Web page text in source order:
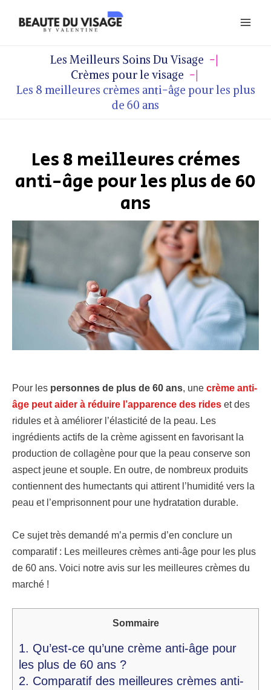
Les Meilleurs Soins Du Visage
Crèmes pour le visage
Les 8 meilleures crèmes anti-âge pour les plus
de 60 ans
Les 8 meilleures crèmes
anti-âge pour les plus de 60
ans
Pour les personnes de plus de 60 ans, une crème anti-
âge peut aider à réduire l’apparence des rides et des
ridules et à améliorer l’élasticité de la peau. Les
ingrédients actifs de la crème agissent en favorisant la
production de collagène pour que la peau conserve son
aspect jeune et souple. En outre, de nombreux produits
contiennent des humectants qui attirent l’humidité vers la
peau et l’emprisonnent pour une hydratation durable.
Ce sujet très demandé m’a permis d’en conclure un
comparatif : Les meilleures crèmes anti-âge pour les plus
de 60 ans. Voici notre avis sur les meilleures crèmes du
marché !
Sommaire
1. Qu’est-ce qu’une crème anti-âge pour
les plus de 60 ans ?
2. Comparatif des meilleures crèmes anti-